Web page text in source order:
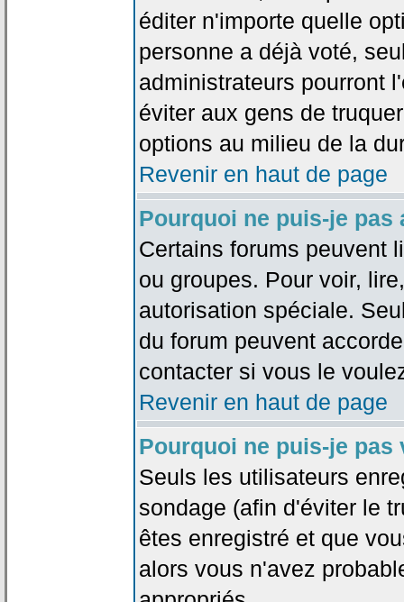
éditer n'importe quelle
personne a déjà voté,
administrateurs pourront
éviter aux gens de
options au milieu de la
Revenir en haut de page
Pourquoi ne puis-je pas
Certains forums peuvent
ou groupes. Pour voir,
autorisation spéciale.
du forum peuvent
contacter si vous le
Revenir en haut de page
Pourquoi ne puis-je pas
Seuls les utilisateurs
sondage (afin d'éviter le
êtes enregistré et que
alors vous n'avez